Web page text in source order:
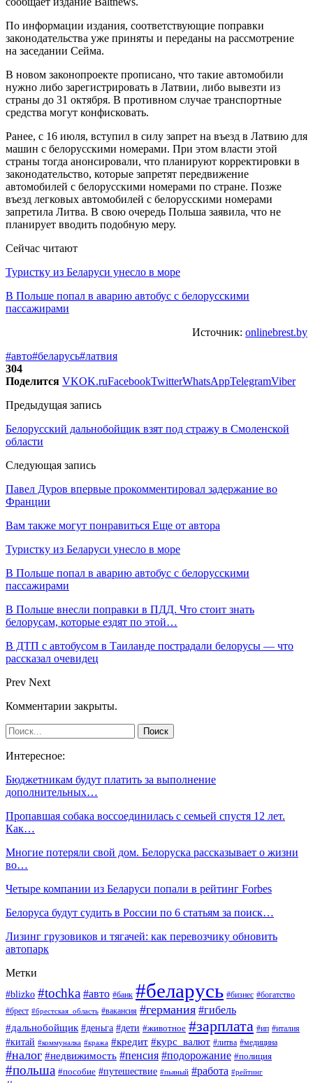
По информации издания, соответствующие поправки
законодательства уже приняты и переданы на рассмотрение
на заседании Сейма.
В новом законопроекте прописано, что такие автомобили
нужно либо зарегистрировать в Латвии, либо вывезти из
страны до 31 октября. В противном случае транспортные
средства могут конфисковать.
Ранее, с 16 июля, вступил в силу запрет на въезд в Латвию для
машин с белорусскими номерами. При этом власти этой
страны тогда анонсировали, что планируют корректировки в
законодательство, которые запретят передвижение
автомобилей с белорусскими номерами по стране. Позже
въезд легковых автомобилей с белорусскими номерами
запретила Литва. В свою очередь Польша заявила, что не
планирует вводить подобную меру.
Сейчас читают
Туристку из Беларуси унесло в море
В Польше попал в аварию автобус с белорусскими
пассажирами
Источник: onlinebrest.by
#авто#беларусь#латвия
304
Поделится VKOK.ruFacebookTwitterWhatsAppTelegramViber
Предыдущая запись
Белорусский дальнобойщик взят под стражу в Смоленской
области
Следующая запись
Павел Дуров впервые прокомментировал задержание во
Франции
Вам также могут понравиться Еще от автора
Туристку из Беларуси унесло в море
В Польше попал в аварию автобус с белорусскими
пассажирами
В Польше внесли поправки в ПДД. Что стоит знать
белорусам, которые ездят по этой…
В ДТП с автобусом в Таиланде пострадали белорусы — что
рассказал очевидец
Prev Next
Комментарии закрыты.
Интересное:
Бюджетникам будут платить за выполнение
дополнительных…
Пропавшая собака воссоединилась с семьей спустя 12 лет.
Как…
Многие потеряли свой дом. Белоруска рассказывает о жизни
во…
Четыре компании из Беларуси попали в рейтинг Forbes
Белоруса будут судить в России по 6 статьям за поиск…
Лизинг грузовиков и тягачей: как перевозчику обновить
автопарк
Метки
#blizko #tochka #авто #банк #беларусь #бизнес #богатство
#брест #брестская_область #вакансия #германия #гибель
#дальнобойщик #деньга #дети #животное #зарплата #ип #италия
#китай #коммуналка #кража #кредит #курс_валют #литва #медицина
#налог #недвижимость #пенсия #подорожание #полиция
#польша #пособие #путешествие #пьяный #работа #рейтинг